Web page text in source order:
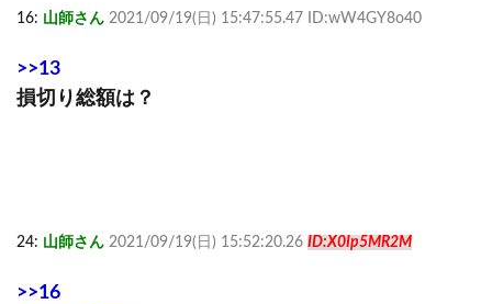
16: 山師さん 2021/09/19(日) 15:47:55.47 ID:wW4GY8o40
>>13
損切り総額は？
24: 山師さん 2021/09/19(日) 15:52:20.26 ID:X0Ip5MR2M
>>16